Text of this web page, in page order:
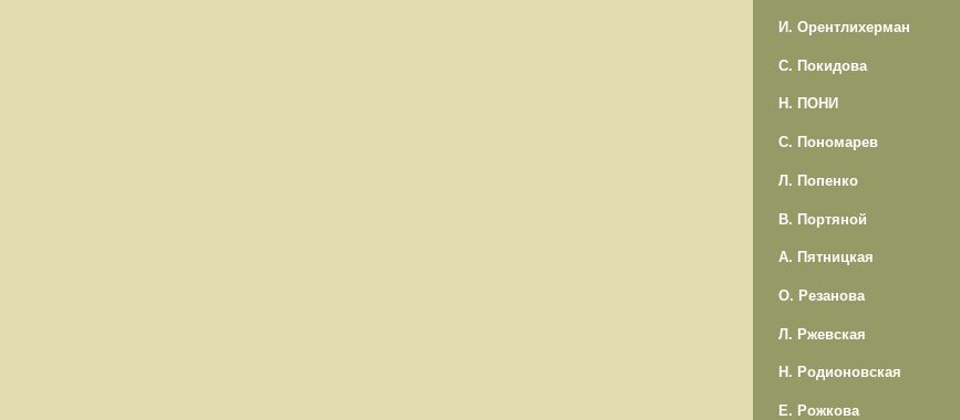
И. Орентлихерман
С. Покидова
Н. ПОНИ
С. Пономарев
Л. Попенко
В. Портяной
А. Пятницкая
О. Резанова
Л. Ржевская
Н. Родионовская
Е. Рожкова